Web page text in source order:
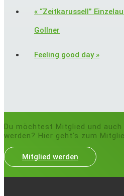
« “Zeitkarussell”
Gollner
Feeling good day »
Du möchtest Mitglied und auch
werden? Hier geht's zum
Mitglied werden